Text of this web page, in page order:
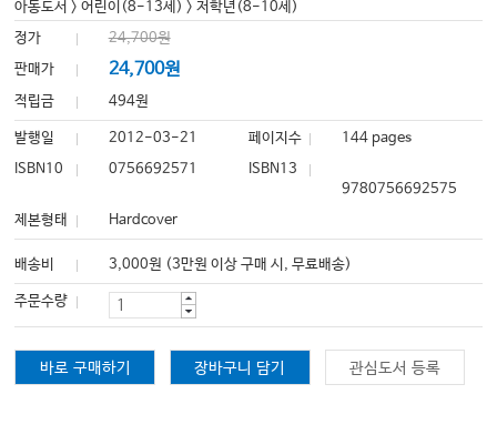
아동도서 >어린이(8-13세) >저학년(8-10세)
정가
24,700원
판매가
24,700원
적립금 494원
발행일 2012-03-21 페이지수
144 pages
ISBN10
0756692571
ISBN13
9780756692575
제본형태
Hardcover
배송비 3,000원 (3만원 이상 구매 시, 무료배송)
주문수량
바로 구매하기 장바구니 담기 관심도서 등록